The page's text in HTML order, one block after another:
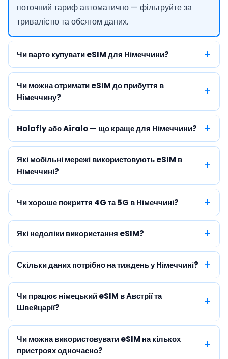
поточний тариф автоматично — фільтруйте за
тривалістю та обсягом даних.
Чи варто купувати eSIM для Німеччини?
Чи можна отримати eSIM до прибуття в
Німеччину?
Holafly або Airalo — що краще для Німеччини?
Які мобільні мережі використовують eSIM в
Німеччині?
Чи хороше покриття 4G та 5G в Німеччині?
Які недоліки використання eSIM?
Скільки даних потрібно на тиждень у Німеччині?
Чи працює німецький eSIM в Австрії та
Швейцарії?
Чи можна використовувати eSIM на кількох
пристроях одночасно?